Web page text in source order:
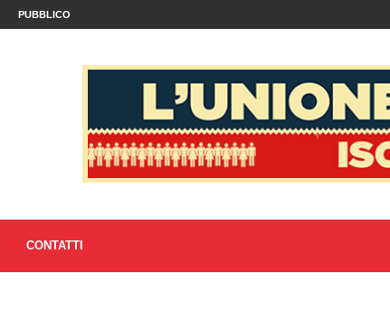
PUBBLICO
CONTATTI